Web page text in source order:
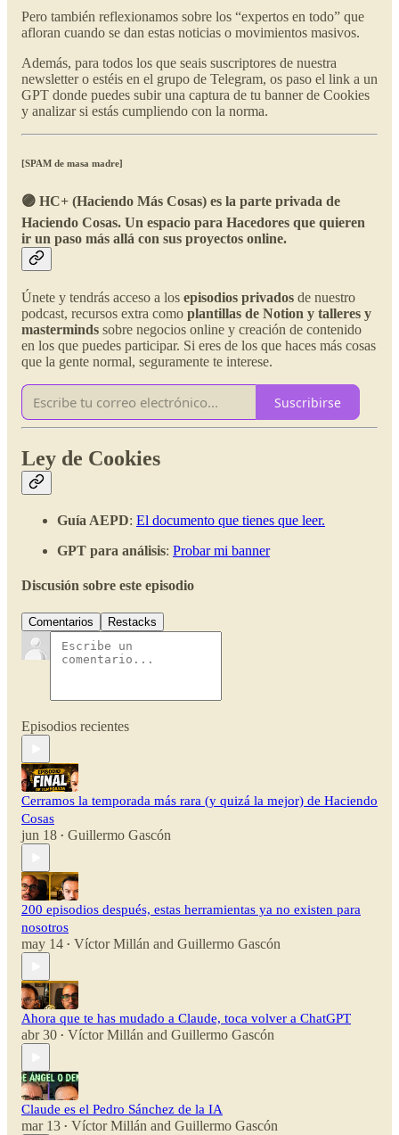
Pero también reflexionamos sobre los “expertos en todo” que
afloran cuando se dan estas noticias o movimientos masivos.
Además, para todos los que seais suscriptores de nuestra
newsletter o estéis en el grupo de Telegram, os paso el link a un
GPT donde puedes subir una captura de tu banner de Cookies
y analizar si estás cumpliendo con la norma.
[SPAM de masa madre]
🟣 HC+ (Haciendo Más Cosas) es la parte privada de
Haciendo Cosas. Un espacio para Hacedores que quieren
ir un paso más allá con sus proyectos online.
Únete y tendrás acceso a los episodios privados de nuestro
podcast, recursos extra como plantillas de Notion y talleres y
masterminds sobre negocios online y creación de contenido
en los que puedes participar. Si eres de los que haces más cosas
que la gente normal, seguramente te interese.
Suscribirse
Ley de Cookies
Guía AEPD: El documento que tienes que leer.
GPT para análisis: Probar mi banner
Discusión sobre este episodio
Comentarios Restacks
Episodios recientes
Cerramos la temporada más rara (y quizá la mejor) de Haciendo
Cosas
jun 18 • Guillermo Gascón
200 episodios después, estas herramientas ya no existen para
nosotros
may 14 • Víctor Millán and Guillermo Gascón
Ahora que te has mudado a Claude, toca volver a ChatGPT
abr 30 • Víctor Millán and Guillermo Gascón
Claude es el Pedro Sánchez de la IA
mar 13 • Víctor Millán and Guillermo Gascón